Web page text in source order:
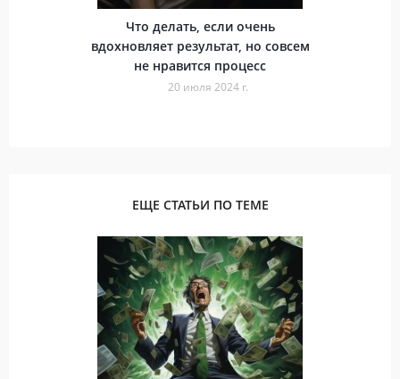
Что делать, если очень
вдохновляет результат, но совсем
не нравится процесс
20 июля 2024 г.
ЕЩЕ СТАТЬИ ПО ТЕМЕ